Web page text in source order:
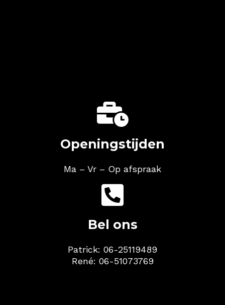

Openingstijden
Ma – Vr – Op afspraak

Bel ons
Patrick: 06-25119489
René: 06-51073769